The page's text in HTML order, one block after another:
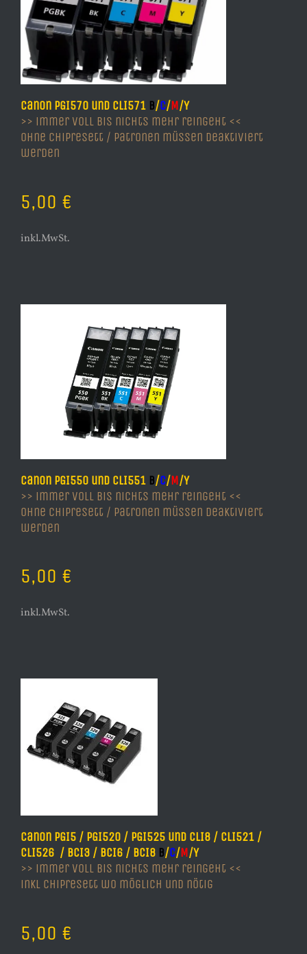
Canon PGI570 und CLI571 B/C/M/Y
>> immer voll bis nichts mehr reingeht <<
ohne Chipresett / Patronen müssen deaktiviert
werden
5,00 €
inkl.MwSt.
Canon PGI550 und CLI551 B/C/M/Y
>> immer voll bis nichts mehr reingeht <<
ohne Chipresett / Patronen müssen deaktiviert
werden
5,00 €
inkl.MwSt.
Canon PGI5 / PGI520 / PGI525 und CLI8 / CLI521 /
CLI526 / BCI3 / BCI6 / BCI8 B/C/M/Y
>> immer voll bis nichts mehr reingeht <<
inkl Chipresett wo möglich und nötig
5,00 €